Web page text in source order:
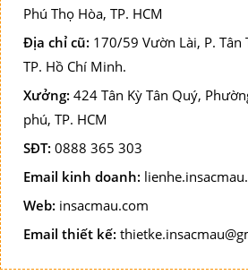
Phú Thọ Hòa, TP. HCM
Địa chỉ cũ: 170/59 Vườn Lài, P. Tân
TP. Hồ Chí Minh.
Xưởng: 424 Tân Kỳ Tân Quý,
phú, TP. HCM
SĐT: 0888 365 303
Email kinh doanh:
Web: insacmau.com
Email thiết kế: